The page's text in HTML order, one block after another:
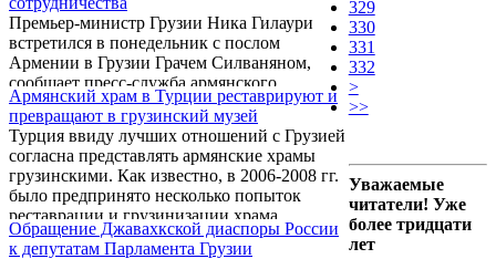
Премьер-министр Грузии Ника Гилаури
встретился в понедельник с послом
Армении в Грузии Грачем Силваняном,
сообщает пресс-служба армянского
внешнеполитического ведомства.
Армянский храм в Турции реставрируют и
превращают в грузинский музей
Турция ввиду лучших отношений с Грузией
согласна представлять армянские храмы
грузинскими. Как известно, в 2006-2008 гг.
было предпринято несколько попыток
реставрации и грузинизации храма
Ошкванк в современной Турции -
историческом Тайке (по грузинской версии
Обращение Джавахкской диаспоры России
к депутатам Парламента Грузии
329
330
331
332
>
>>
Уважаемые
читатели! Уже
более тридцати
лет